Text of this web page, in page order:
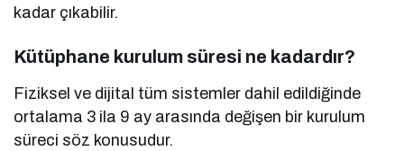
kadar çıkabilir.
Kütüphane kurulum süresi ne kadardır?
Fiziksel ve dijital tüm sistemler dahil edildiğinde
ortalama 3 ila 9 ay arasında değişen bir kurulum
süreci söz konusudur.